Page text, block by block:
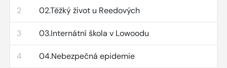
2 02.Těžký život u Reedových
3 03.Internátní škola v Lowoodu
4 04.Nebezpečná epidemie